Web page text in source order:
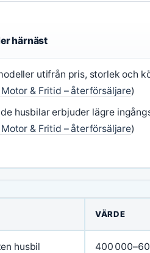
härnäst
utifrån pris, storlek och
Motor & Fritid – återförsäljare)
husbilar erbjuder lägre
Motor & Fritid – återförsäljare)
VÄRDE
husbil 400